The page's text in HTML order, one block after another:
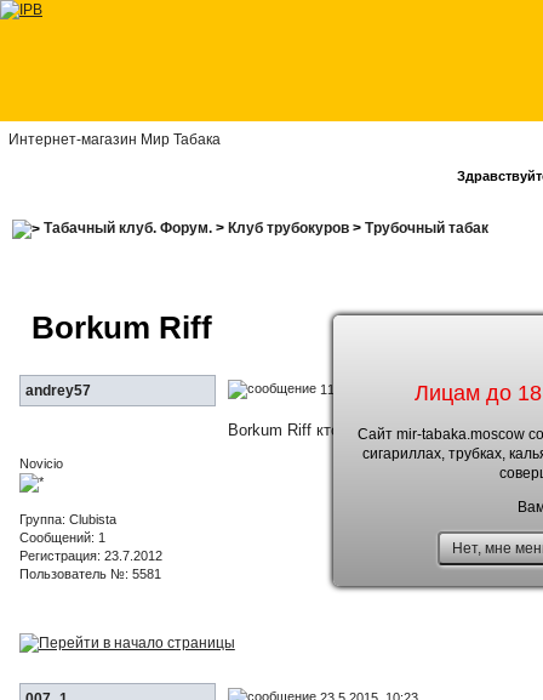
Интернет-магазин Мир Табака
Лицам до
Сайт mir-tabaka.moscow
сигариллах, трубках,
Нет, мне
Табачный клуб. Форум.> Клуб трубокуров> Трубочный табак
Borkum Riff
andrey57 11.5.2015, 13:50
Novicio
Группа: Clubista
Сообщений: 1
Регистрация: 23.7.2012
Пользователь №: 5581
Borkum Riff кто пробовал?поделитесь